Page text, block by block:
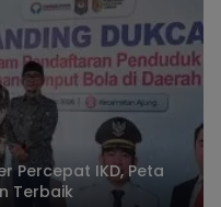
Percepat IKD, Peta
Terbaik